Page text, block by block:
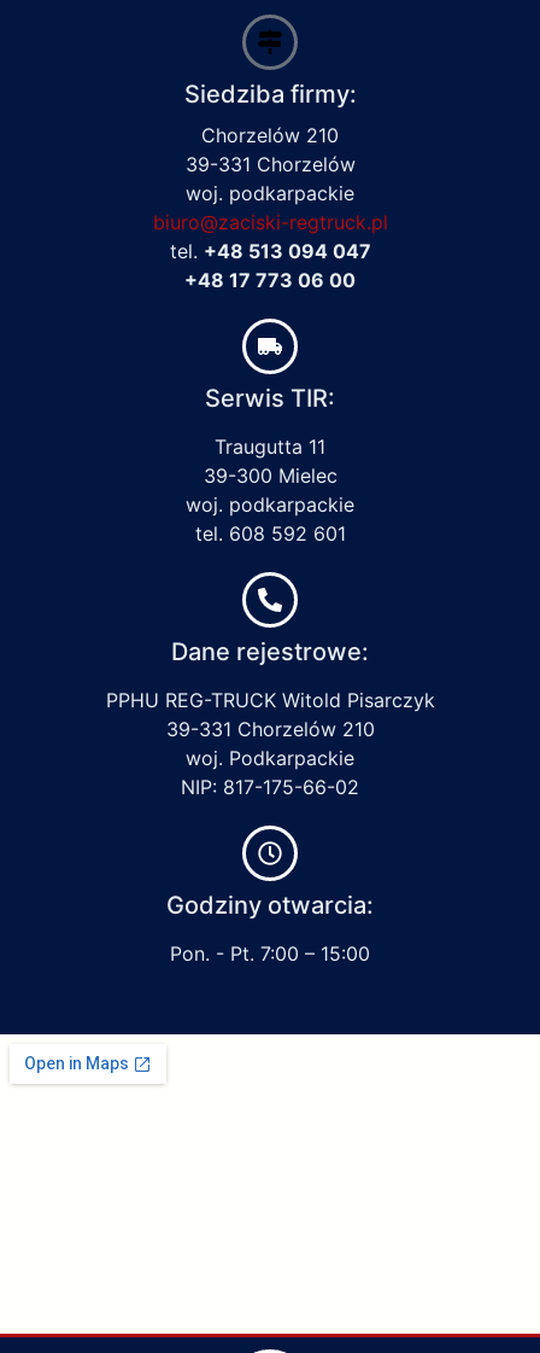
Siedziba firmy:
Chorzelów 210
39-331 Chorzelów
woj. podkarpackie
biuro@zaciski-regtruck.pl
tel. +48 513 094 047
+48 17 773 06 00
Serwis TIR:
Traugutta 11
39-300 Mielec
woj. podkarpackie
tel. 608 592 601
Dane rejestrowe:
PPHU REG-TRUCK Witold Pisarczyk
39-331 Chorzelów 210
woj. Podkarpackie
NIP: 817-175-66-02
Godziny otwarcia:
Pon. - Pt. 7:00 – 15:00